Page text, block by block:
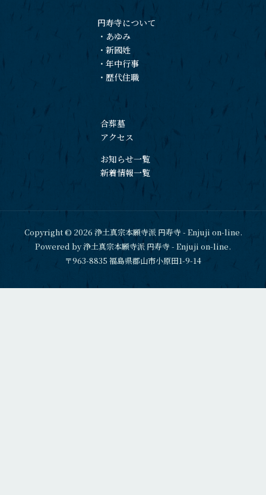
円寿寺について
・ あゆみ
・新國姓
・年中行事
・ 歴代住職
合葬墓
アクセス
お知らせ一覧
新着情報一覧
Copyright © 2026 浄土真宗本願寺派 円寿寺 - Enjuji on-line.
Powered by 浄土真宗本願寺派 円寿寺 - Enjuji on-line.
〒963-8835 福島県郡山市小原田1-9-14